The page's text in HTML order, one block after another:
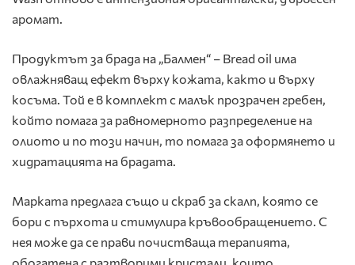
аромат.
Продуктът за брада на „Балмен“ – Bread oil има
овлажняващ ефект върху кожата, както и върху
косъма. Той е в комплект с малък прозрачен гребен,
който помага за равномерното разпределение на
олиото и по този начин, то помага за оформянето и
хидратацията на брадата.
Марката предлага също и скраб за скалп, която се
бори с пърхота и стимулира кръвообращението. С
нея може да се прави почистваща терапията,
обогатена с разтворими кристали, които